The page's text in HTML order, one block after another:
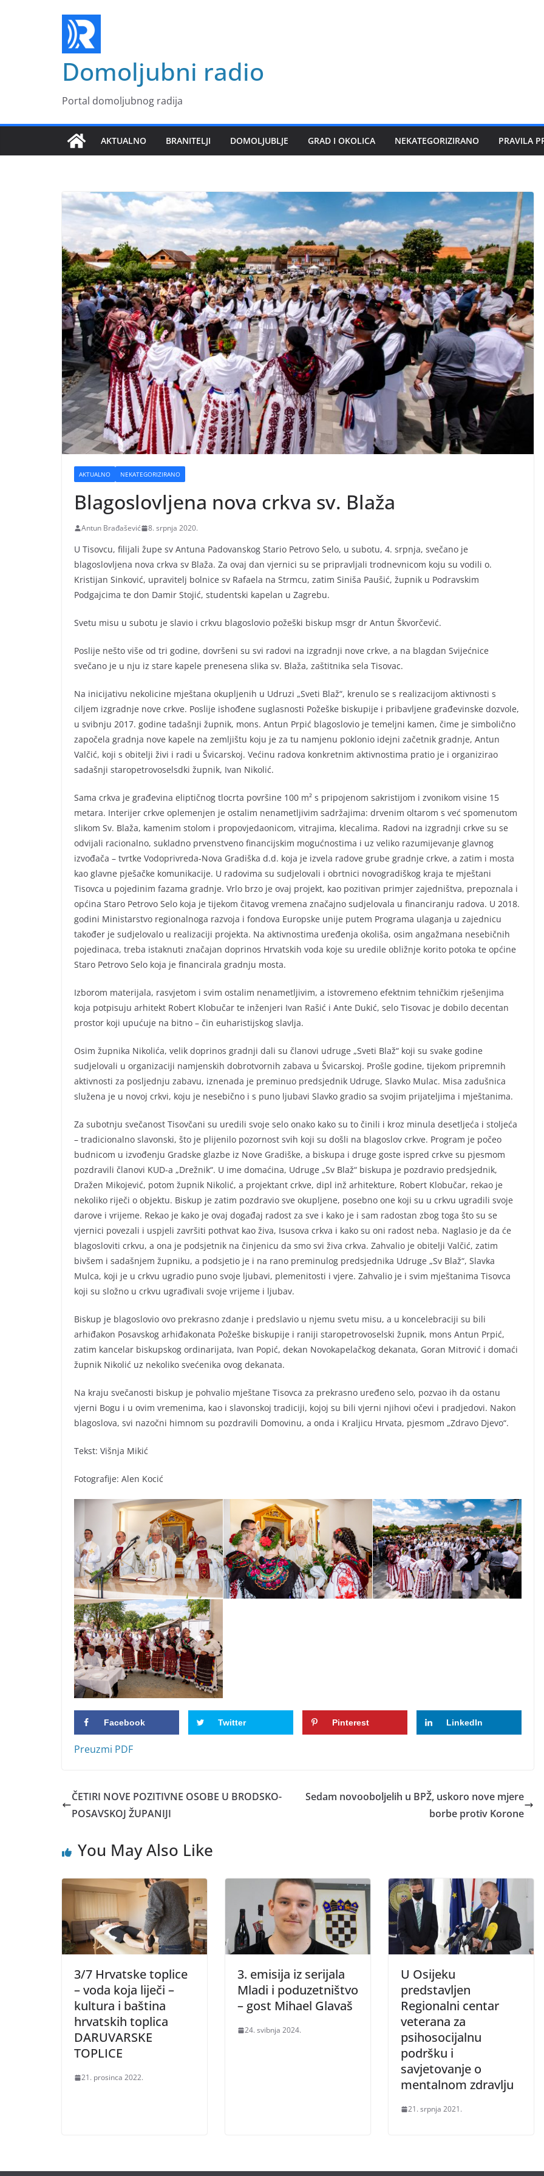
Domoljubni radio
Portal domoljubnog radija
AKTUALNO BRANITELJI DOMOLJUBLJE GRAD I OKOLICA NEKATEGORIZIRANO PRAVILA
AKTUALNO NEKATEGORIZIRANO
Blagoslovljena nova crkva sv. Blaža
Antun Brađašević 8. srpnja 2020.
U Tisovcu, filijali župe sv Antuna Padovanskog Stario Petrovo Selo, u subotu, 4. srpnja, svečano je
blagoslovljena nova crkva sv Blaža. Za ovaj dan vjernici su se pripravljali trodnevnicom koju su vodili o.
Kristijan Sinković, upravitelj bolnice sv Rafaela na Strmcu, zatim Siniša Paušić, župnik u Podravskim
Podgajcima te don Damir Stojić, studentski kapelan u Zagrebu.
Svetu misu u subotu je slavio i crkvu blagoslovio požeški biskup msgr dr Antun Škvorčević.
Poslije nešto više od tri godine, dovršeni su svi radovi na izgradnji nove crkve, a na blagdan Svijećnice
svečano je u nju iz stare kapele prenesena slika sv. Blaža, zaštitnika sela Tisovac.
Na inicijativu nekolicine mještana okupljenih u Udruzi „Sveti Blaž“, krenulo se s realizacijom aktivnosti s
ciljem izgradnje nove crkve. Poslije ishođene suglasnosti Požeške biskupije i pribavljene građevinske dozvole,
u svibnju 2017. godine tadašnji župnik, mons. Antun Prpić blagoslovio je temeljni kamen, čime je simbolično
započela gradnja nove kapele na zemljištu koju je za tu namjenu poklonio idejni začetnik gradnje, Antun
Valčić, koji s obitelji živi i radi u Švicarskoj. Većinu radova konkretnim aktivnostima pratio je i organizirao
sadašnji staropetrovoselsdki župnik, Ivan Nikolić.
Sama crkva je građevina eliptičnog tlocrta površine 100 m² s pripojenom sakristijom i zvonikom visine 15
metara. Interijer crkve oplemenjen je ostalim nenametljivim sadržajima: drvenim oltarom s već spomenutom
slikom Sv. Blaža, kamenim stolom i propovjedaonicom, vitrajima, klecalima. Radovi na izgradnji crkve su se
odvijali racionalno, sukladno prvenstveno financijskim mogućnostima i uz veliko razumijevanje glavnog
izvođača – tvrtke Vodoprivreda-Nova Gradiška d.d. koja je izvela radove grube gradnje crkve, a zatim i mosta
kao glavne pješačke komunikacije. U radovima su sudjelovali i obrtnici novogradiškog kraja te mještani
Tisovca u pojedinim fazama gradnje. Vrlo brzo je ovaj projekt, kao pozitivan primjer zajedništva, prepoznala i
općina Staro Petrovo Selo koja je tijekom čitavog vremena značajno sudjelovala u financiranju radova. U 2018.
godini Ministarstvo regionalnoga razvoja i fondova Europske unije putem Programa ulaganja u zajednicu
također je sudjelovalo u realizaciji projekta. Na aktivnostima uređenja okoliša, osim angažmana nesebičnih
pojedinaca, treba istaknuti značajan doprinos Hrvatskih voda koje su uredile obližnje korito potoka te općine
Staro Petrovo Selo koja je financirala gradnju mosta.
Izborom materijala, rasvjetom i svim ostalim nenametljivim, a istovremeno efektnim tehničkim rješenjima
koja potpisuju arhitekt Robert Klobučar te inženjeri Ivan Rašić i Ante Dukić, selo Tisovac je dobilo decentan
prostor koji upućuje na bitno – čin euharistijskog slavlja.
Osim župnika Nikolića, velik doprinos gradnji dali su članovi udruge „Sveti Blaž“ koji su svake godine
sudjelovali u organizaciji namjenskih dobrotvornih zabava u Švicarskoj. Prošle godine, tijekom pripremnih
aktivnosti za posljednju zabavu, iznenada je preminuo predsjednik Udruge, Slavko Mulac. Misa zadušnica
služena je u novoj crkvi, koju je nesebično i s puno ljubavi Slavko gradio sa svojim prijateljima i mještanima.
Za subotnju svečanost Tisovčani su uredili svoje selo onako kako su to činili i kroz minula desetljeća i stoljeća
– tradicionalno slavonski, što je plijenilo pozornost svih koji su došli na blagoslov crkve. Program je počeo
budnicom u izvođenju Gradske glazbe iz Nove Gradiške, a biskupa i druge goste ispred crkve su pjesmom
pozdravili članovi KUD-a „Drežnik“. U ime domaćina, Udruge „Sv Blaž“ biskupa je pozdravio predsjednik,
Dražen Mikojević, potom župnik Nikolić, a projektant crkve, dipl inž arhitekture, Robert Klobučar, rekao je
nekoliko riječi o objektu. Biskup je zatim pozdravio sve okupljene, posebno one koji su u crkvu ugradili svoje
darove i vrijeme. Rekao je kako je ovaj događaj radost za sve i kako je i sam radostan zbog toga što su se
vjernici povezali i uspjeli završiti pothvat kao živa, Isusova crkva i kako su oni radost neba. Naglasio je da će
blagosloviti crkvu, a ona je podsjetnik na činjenicu da smo svi živa crkva. Zahvalio je obitelji Valčić, zatim
bivšem i sadašnjem župniku, a podsjetio je i na rano preminulog predsjednika Udruge „Sv Blaž“, Slavka
Mulca, koji je u crkvu ugradio puno svoje ljubavi, plemenitosti i vjere. Zahvalio je i svim mještanima Tisovca
koji su složno u crkvu ugrađivali svoje vrijeme i ljubav.
Biskup je blagoslovio ovo prekrasno zdanje i predslavio u njemu svetu misu, a u koncelebraciji su bili
arhiđakon Posavskog arhiđakonata Požeške biskupije i raniji staropetrovoselski župnik, mons Antun Prpić,
zatim kancelar biskupskog ordinarijata, Ivan Popić, dekan Novokapelačkog dekanata, Goran Mitrović i domaći
župnik Nikolić uz nekoliko svećenika ovog dekanata.
Na kraju svečanosti biskup je pohvalio mještane Tisovca za prekrasno uređeno selo, pozvao ih da ostanu
vjerni Bogu i u ovim vremenima, kao i slavonskoj tradiciji, kojoj su bili vjerni njihovi očevi i pradjedovi. Nakon
blagoslova, svi nazočni himnom su pozdravili Domovinu, a onda i Kraljicu Hrvata, pjesmom „Zdravo Djevo“.
Tekst: Višnja Mikić
Fotografije: Alen Kocić
Facebook Twitter Pinterest LinkedIn
Preuzmi PDF
ČETIRI NOVE POZITIVNE OSOBE U BRODSKO-
POSAVSKOJ ŽUPANIJI
Sedam novooboljelih u BPŽ, uskoro nove mjere
borbe protiv Korone
You May Also Like
3/7 Hrvatske toplice
– voda koja liječi –
kultura i baština
hrvatskih toplica
DARUVARSKE
TOPLICE
21. prosinca 2022.
3. emisija iz serijala
Mladi i poduzetništvo
– gost Mihael Glavaš
24. svibnja 2024.
U Osijeku
predstavljen
Regionalni centar
veterana za
psihosocijalnu
podršku i
savjetovanje o
mentalnom zdravlju
21. srpnja 2021.